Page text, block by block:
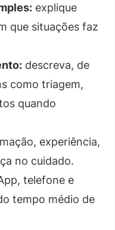
explique
que situações faz
descreva, de
como triagem,
quando
experiência,
no cuidado.
telefone e
tempo médio de